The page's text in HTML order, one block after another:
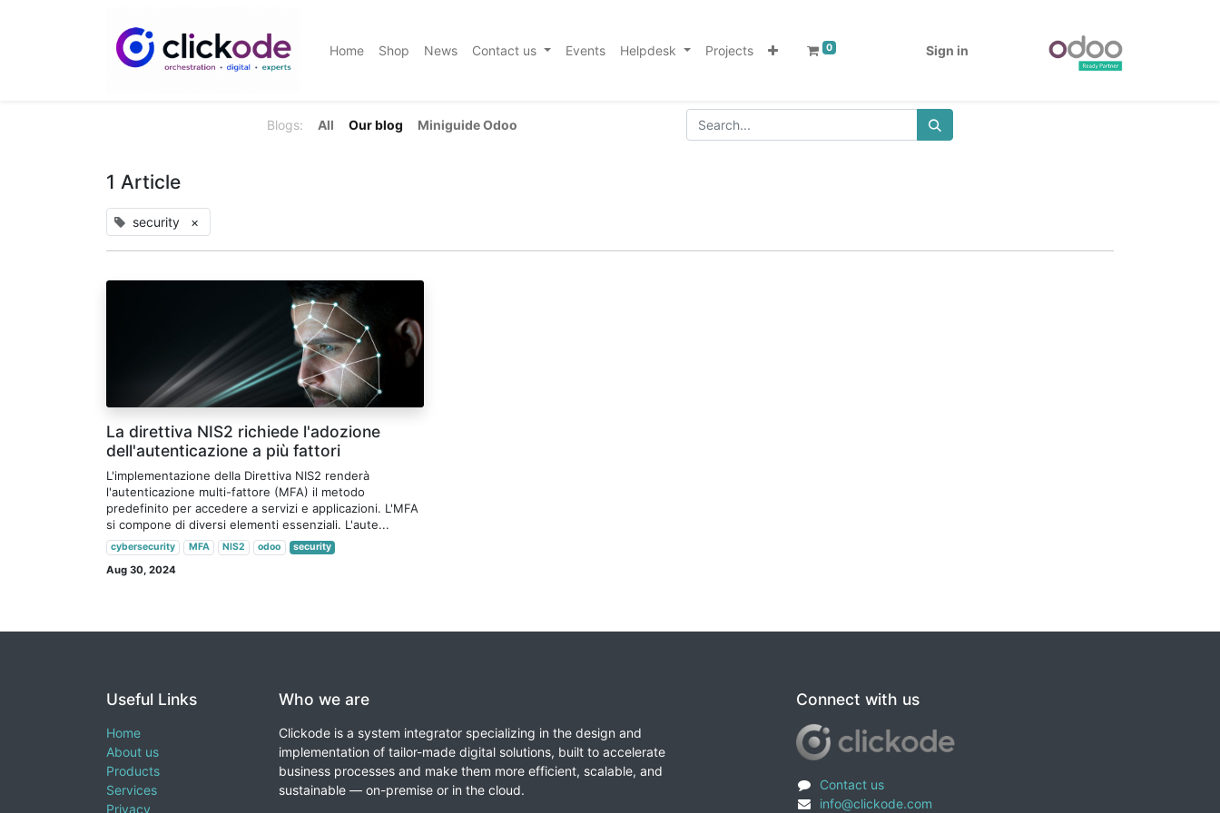
Home Shop News Contact us Events Helpdesk Projects 0 Sign in
Blogs: All Our blog Miniguide Odoo
1 Article
security ×
La direttiva NIS2 richiede l'adozione
dell'autenticazione a più fattori
L'implementazione della Direttiva NIS2 renderà
l'autenticazione multi-fattore (MFA) il metodo
predefinito per accedere a servizi e applicazioni. L'MFA
si compone di diversi elementi essenziali. L'aute...
cybersecurity MFA NIS2 odoo security
Aug 30, 2024
Useful Links
Home
About us
Products
Services
Privacy
Who we are
Clickode is a system integrator specializing in the design and
implementation of tailor-made digital solutions, built to accelerate
business processes and make them more efficient, scalable, and
sustainable — on-premise or in the cloud.
Connect with us
Contact us
info@clickode.com